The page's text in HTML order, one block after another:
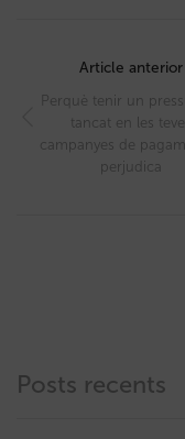
navigation
Article anterior
Perquè tenir un
tancat en les
campanyes de
perjudica
Posts recents